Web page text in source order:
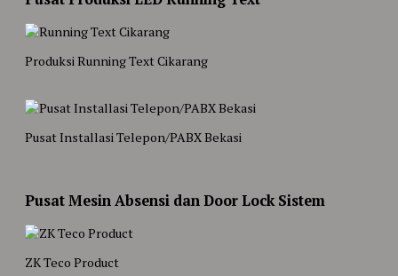
Produksi Running Text Cikarang
Pusat Installasi Telepon/PABX Bekasi
Pusat Mesin Absensi dan Door Lock Sistem
ZK Teco Product